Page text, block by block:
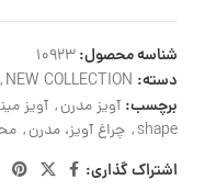
شناسه محصول:10923
دسته: NEW COLLECTION
,
برچسب: آویز مدرن, آویز
shape
, چراغ آویز، مدرن,
اشتراک گذاری: